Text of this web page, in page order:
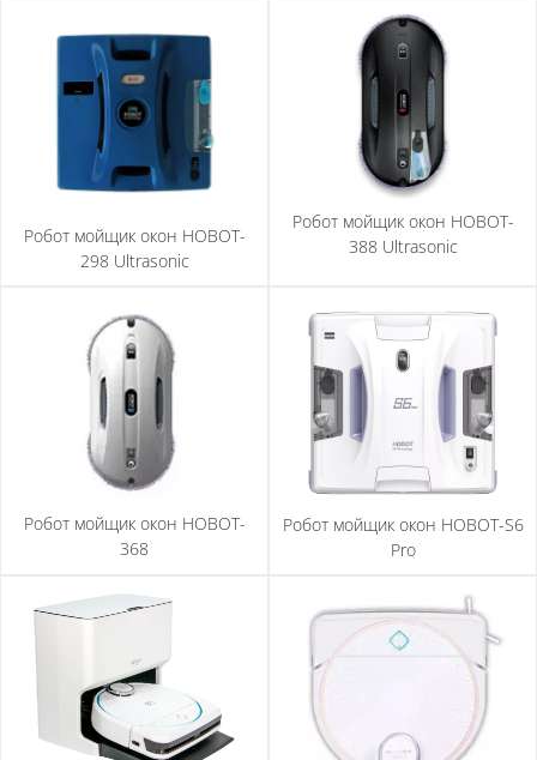
Робот мойщик окон HOBOT-
298 Ultrasonic
Робот мойщик окон HOBOT-
388 Ultrasonic
Робот мойщик окон HOBOT-
368
Робот мойщик окон HOBOT-S6
Pro